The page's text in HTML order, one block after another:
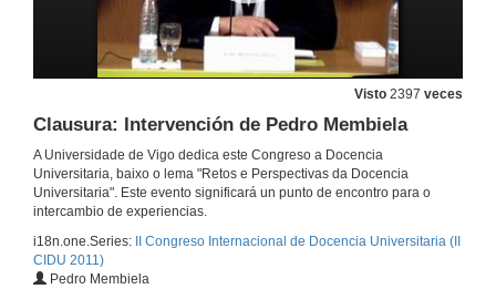
Visto 2397 veces
Clausura: Intervención de Pedro Membiela
A Universidade de Vigo dedica este Congreso a Docencia
Universitaria, baixo o lema "Retos e Perspectivas da Docencia
Universitaria". Este evento significará un punto de encontro para o
intercambio de experiencias.
i18n.one.Series:
II Congreso Internacional de Docencia Universitaria (II
CIDU 2011)
Pedro Membiela
30 de xuño de 2011
Intervención de Mª Victoria Otero Espinar
1 de xul. de 2011
Intervención de Luis Muñoz